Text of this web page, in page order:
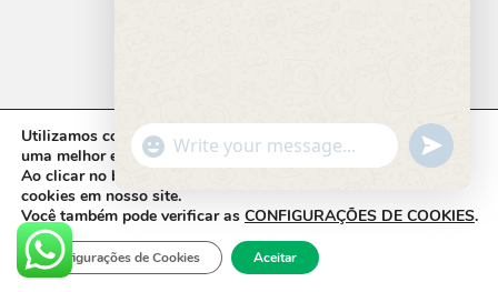
CADEG © 2023 - Todos os direitos reservados.
Desenvolvido por Molin Space.
Utilizamos cookies em nosso site, que nos ajudam a oferecer
uma melhor experiência de navegação.
Ao clicar no botão
cookies em nosso site.
Você também pode verificar as CONFIGURAÇÕES DE COOKIES.
Aceitar
Configurações de Cookies
"+chaty_settings.lang.emoji_picker+"
WhatsApp Message